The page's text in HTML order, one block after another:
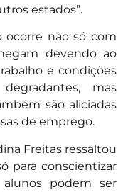
estados”.
ocorre não só com
devendo ao
e condições
mas
são aliciadas
de emprego.
Freitas ressaltou
para conscientizar
podem ser